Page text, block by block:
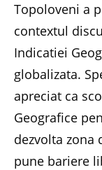
Topoloveni a
contextul
Indicatiei
globalizata.
apreciat ca
Geografice
dezvolta zona
pune bariere